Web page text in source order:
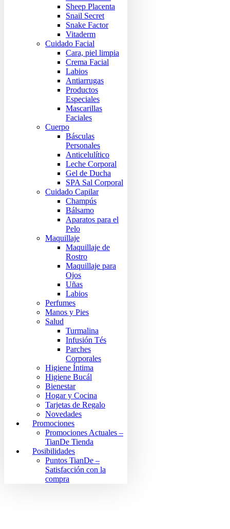
Sheep Placenta
Snail Secret
Snake Factor
Vitaderm
Cuidado Facial
Cara, piel limpia
Crema Facial
Labios
Antiarrugas
Productos
Especiales
Mascarillas
Faciales
Cuerpo
Básculas
Personales
Anticelulítico
Leche Corporal
Gel de Ducha
SPA Sal Corporal
Cuidado Capilar
Champús
Bálsamo
Aparatos para el
Pelo
Maquillaje
Maquillaje de
Rostro
Maquillaje para
Ojos
Uñas
Labios
Perfumes
Manos y Pies
Salud
Turmalina
Infusión Tés
Parches
Corporales
Higiene Íntima
Higiene Bucál
Bienestar
Hogar y Cocina
Tarjetas de Regalo
Novedades
Promociones
Promociones Actuales –
TianDe Tienda
Posibilidades
Puntos TianDe –
Satisfacción con la
compra